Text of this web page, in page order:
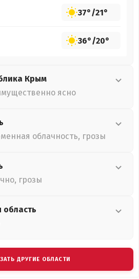
37°/21°
36°/20°
Крым
ясно
облачность, грозы
грозы
область
ДРУГИЕ ОБЛАСТИ